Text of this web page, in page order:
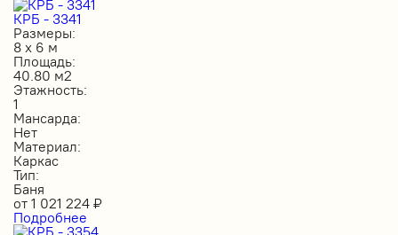
КРБ - 3341
Размеры:
8 х 6 м
Площадь:
40.80 м2
Этажность:
1
Мансарда:
Нет
Материал:
Каркас
Тип:
Баня
от 1 021 224 ₽
Подробнее